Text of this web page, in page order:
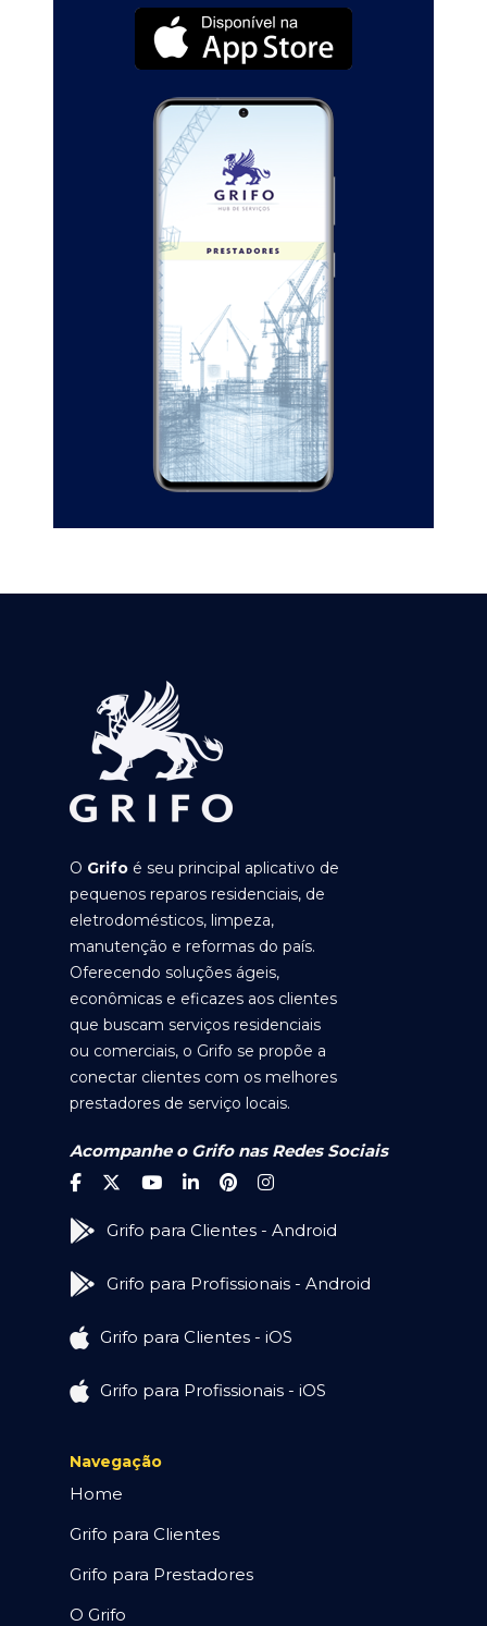
O Grifo é seu principal aplicativo de
pequenos reparos residenciais, de
eletrodomésticos, limpeza,
manutenção e reformas do país.
Oferecendo soluções ágeis,
econômicas e eficazes aos clientes
que buscam serviços residenciais
ou comerciais, o Grifo se propõe a
conectar clientes com os melhores
prestadores de serviço locais.
Acompanhe o Grifo nas Redes Sociais
Grifo para Clientes - Android
Grifo para Profissionais - Android
Grifo para Clientes - iOS
Grifo para Profissionais - iOS
Navegação
Home
Grifo para Clientes
Grifo para Prestadores
O Grifo